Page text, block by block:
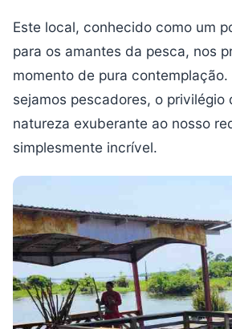
Este local, conhecido como um
para os amantes da pesca, nos
momento de pura contemplação.
sejamos pescadores, o privilégio
natureza exuberante ao nosso
simplesmente incrível.